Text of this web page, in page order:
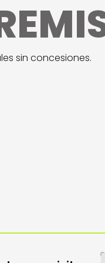
sin concesiones.